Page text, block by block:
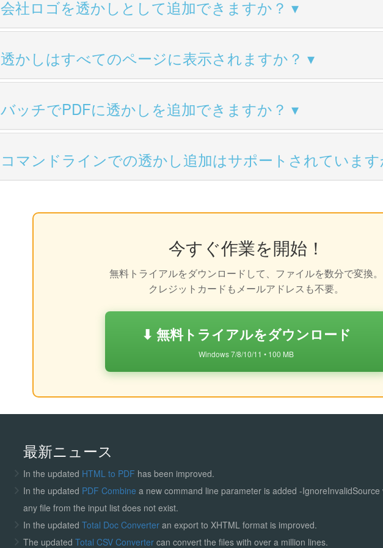
会社ロゴを透かしとして追加できますか？
透かしはすべてのページに表示されますか？
バッチでPDFに透かしを追加できますか？
コマンドラインでの透かし追加はサポートされていま
今すぐ作業を開始！
無料トライアルをダウンロードして、ファイルを数分で変換。
クレジットカードもメールアドレスも不要。
⬇ 無料トライアルをダウンロード
Windows 7/8/10/11 • 100 MB
最新ニュース
In the updated HTML to PDF has been improved.
In the updated PDF Combine a new command line parameter is added -IgnoreInvalidSource
any file from the input list does not exist.
In the updated Total Doc Converter an export to XHTML format is improved.
The updated Total CSV Converter can convert the files with over a million lines.